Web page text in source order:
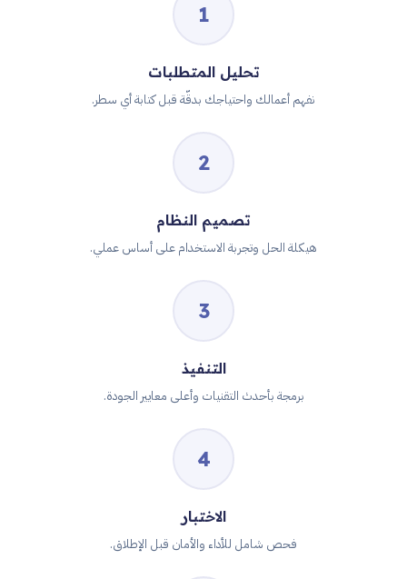
1
تحليل المتطلبات
نفهم أعمالك واحتياجك بدقّة قبل كتابة أي سطر.
2
تصميم النظام
هيكلة الحل وتجربة الاستخدام على أساس عملي.
3
التنفيذ
برمجة بأحدث التقنيات وأعلى معايير الجودة.
4
الاختبار
فحص شامل للأداء والأمان قبل الإطلاق.